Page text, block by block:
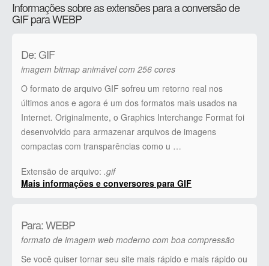
Informações sobre as extensões para a conversão de
GIF para WEBP
De: GIF
imagem bitmap animável com 256 cores
O formato de arquivo GIF sofreu um retorno real nos
últimos anos e agora é um dos formatos mais usados ​​na
Internet. Originalmente, o Graphics Interchange Format foi
desenvolvido para armazenar arquivos de imagens
compactas com transparências como u …
Extensão de arquivo: .gif
Mais informações e conversores para GIF
Para: WEBP
formato de imagem web moderno com boa compressão
Se você quiser tornar seu site mais rápido e mais rápido ou